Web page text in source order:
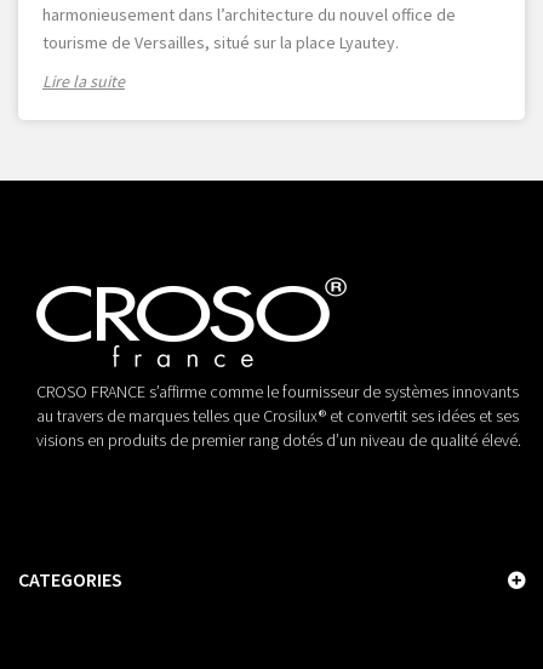
harmonieusement dans l’architecture du nouvel office de
tourisme de Versailles, situé sur la place Lyautey.
Lire la suite
CROSO FRANCE s’affirme comme le fournisseur de systèmes innovants
au travers de marques telles que Crosilux® et convertit ses idées et ses
visions en produits de premier rang dotés d’un niveau de qualité élevé.
CATEGORIES